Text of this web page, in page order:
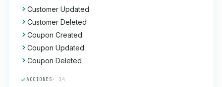
Customer Updated
Customer Deleted
Coupon Created
Coupon Updated
Coupon Deleted
ACCIONES · 14